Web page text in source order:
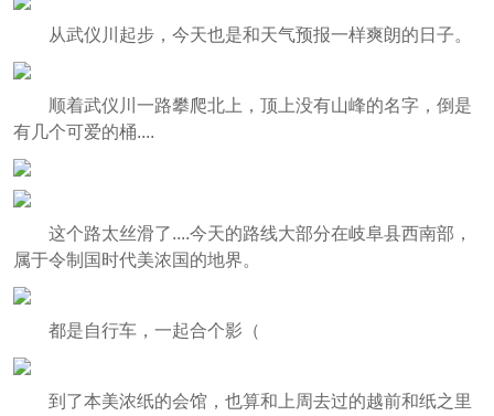
从武仪川起步，今天也是和天气预报一样爽朗的日子。
顺着武仪川一路攀爬北上，顶上没有山峰的名字，倒是
有几个可爱的桶....
这个路太丝滑了....今天的路线大部分在岐阜县西南部，
属于令制国时代美浓国的地界。
都是自行车，一起合个影（
到了本美浓纸的会馆，也算和上周去过的越前和纸之里